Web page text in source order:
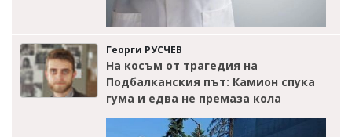
Георги РУСЧЕВ
На косъм от трагедия на
Подбалканския път: Камион спука
гума и едва не премаза кола